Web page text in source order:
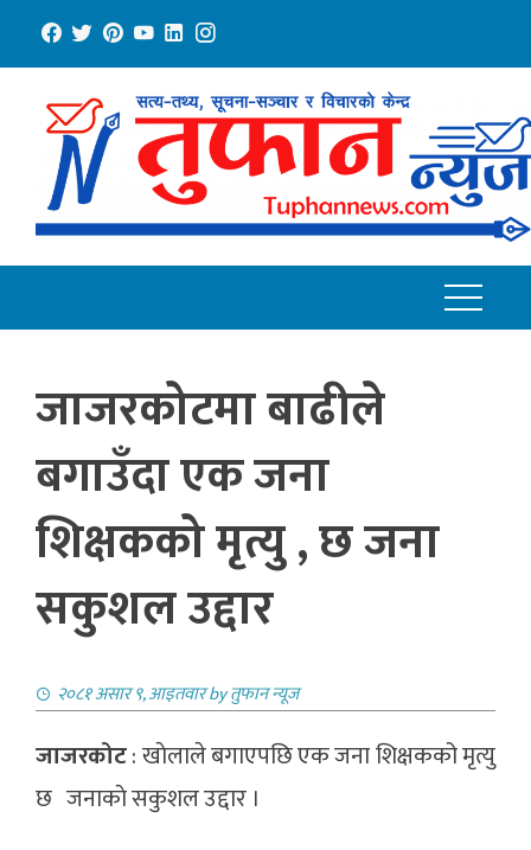
content
जाजरकोटमा बाढीले
बगाउँदा एक जना
शिक्षकको मृत्यु , छ जना
सकुशल उद्दार
२०८१ असार ९, आइतवारbyतुफान न्यूज
जाजरकोट: खाेलाले बगाएपछि एक जना शिक्षकको मृत्यु
छ जनाकाे सकुशल उद्दार ।